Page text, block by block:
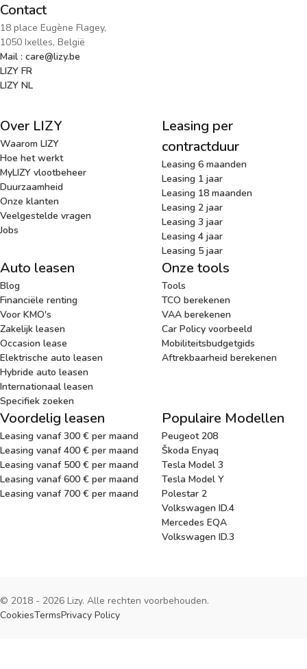
Contact
18 place Eugène Flagey,
1050 Ixelles, België
Mail : care@lizy.be
LIZY FR
LIZY NL
Over LIZY
Waarom LIZY
Hoe het werkt
MyLIZY vlootbeheer
Duurzaamheid
Onze klanten
Veelgestelde vragen
Jobs
Leasing per
contractduur
Leasing 6 maanden
Leasing 1 jaar
Leasing 18 maanden
Leasing 2 jaar
Leasing 3 jaar
Leasing 4 jaar
Leasing 5 jaar
Auto leasen
Blog
Financiële renting
Voor KMO's
Zakelijk leasen
Occasion lease
Elektrische auto leasen
Hybride auto leasen
Internationaal leasen
Specifiek zoeken
Onze tools
Tools
TCO berekenen
VAA berekenen
Car Policy voorbeeld
Mobiliteitsbudgetgids
Aftrekbaarheid berekenen
Voordelig leasen
Leasing vanaf 300 € per maand
Leasing vanaf 400 € per maand
Leasing vanaf 500 € per maand
Leasing vanaf 600 € per maand
Leasing vanaf 700 € per maand
Populaire Modellen
Peugeot 208
Škoda Enyaq
Tesla Model 3
Tesla Model Y
Polestar 2
Volkswagen ID.4
Mercedes EQA
Volkswagen ID.3
© 2018 - 2026 Lizy. Alle rechten voorbehouden.
CookiesTermsPrivacy Policy